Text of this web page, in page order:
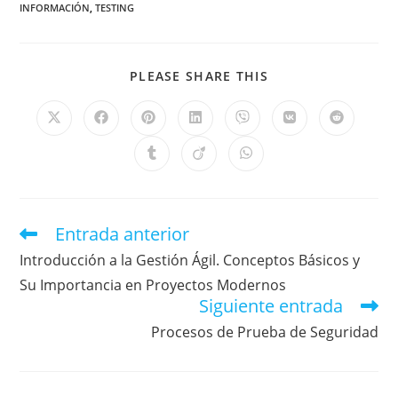
INFORMACIÓN, TESTING
PLEASE SHARE THIS
Entrada anterior
Introducción a la Gestión Ágil. Conceptos Básicos y
Su Importancia en Proyectos Modernos
Siguiente entrada
Procesos de Prueba de Seguridad